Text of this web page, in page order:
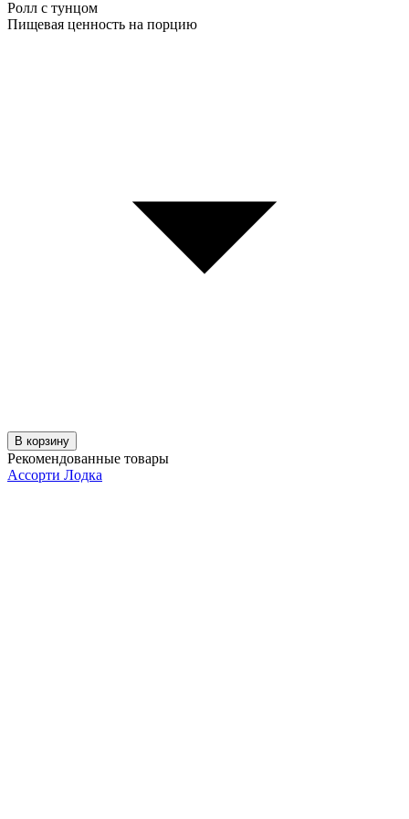
Ролл с тунцом
Пищевая ценность на порцию
В корзину
Рекомендованные товары
Ассорти Лодка